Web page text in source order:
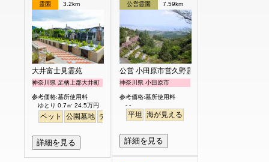
霊園 3.2km
大井富士見霊苑
神奈川県 足柄上郡大井町
参考価格:墓所使用料
ゆとり 0.7㎡ 24.5万円
ペット 公園墓地 デザイン バリアフリー 平坦
詳細を見る
公営霊園 7.59km
公営 小田原市営久野霊園
神奈川県 小田原市
参考価格:墓所使用料
- -
平坦 海が見える
詳細を見る